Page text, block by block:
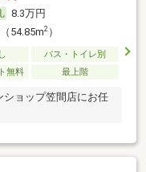
8.3万円
54.85m2）
バス・トイレ別
無料 最上階
ョップ笠間店にお任